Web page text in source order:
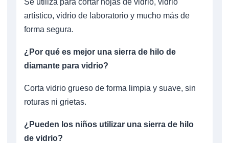
artístico, vidrio de laboratorio y mucho más de
forma segura.
¿Por qué es mejor una sierra de hilo de
diamante para vidrio?
Corta vidrio grueso de forma limpia y suave, sin
roturas ni grietas.
¿Pueden los niños utilizar una sierra de hilo
de vidrio?